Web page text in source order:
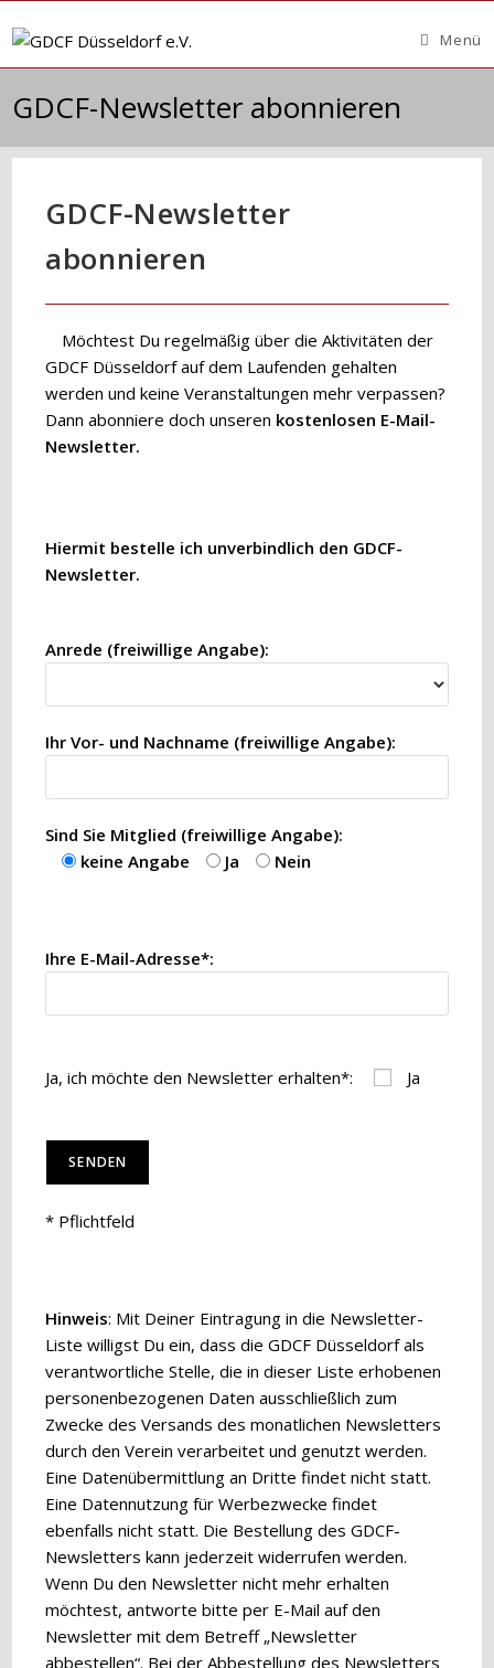
Inhalt
Menü
GDCF-Newsletter abonnieren
GDCF-Newsletter
abonnieren
Möchtest Du regelmäßig über die Aktivitäten der
GDCF Düsseldorf auf dem Laufenden gehalten
werden und keine Veranstaltungen mehr verpassen?
Dann abonniere doch unseren kostenlosen E-Mail-
Newsletter.
Hiermit bestelle ich unverbindlich den GDCF-
Newsletter.
Anrede (freiwillige Angabe):
Ihr Vor- und Nachname (freiwillige Angabe):
Sind Sie Mitglied (freiwillige Angabe):
keine Angabe
Ja Nein
Ihre E-Mail-Adresse*:
Ja, ich möchte den Newsletter erhalten*: Ja
* Pflichtfeld
Hinweis: Mit Deiner Eintragung in die Newsletter-
Liste willigst Du ein, dass die GDCF Düsseldorf als
verantwortliche Stelle, die in dieser Liste erhobenen
personenbezogenen Daten ausschließlich zum
Zwecke des Versands des monatlichen Newsletters
durch den Verein verarbeitet und genutzt werden.
Eine Datenübermittlung an Dritte findet nicht statt.
Eine Datennutzung für Werbezwecke findet
ebenfalls nicht statt. Die Bestellung des GDCF-
Newsletters kann jederzeit widerrufen werden.
Wenn Du den Newsletter nicht mehr erhalten
möchtest, antworte bitte per E-Mail auf den
Newsletter mit dem Betreff „Newsletter
abbestellen“. Bei der Abbestellung des Newsletters